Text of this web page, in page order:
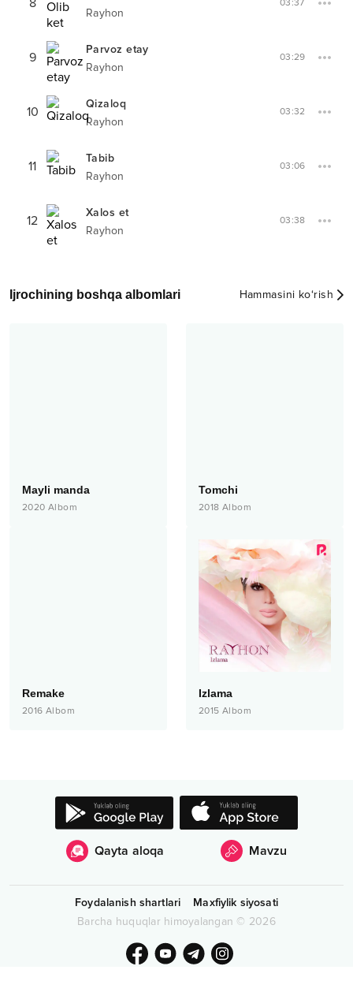
Rayhon
03:37
9
Parvoz etay
Rayhon
03:29
10
Qizaloq
Rayhon
03:32
11
Tabib
Rayhon
03:06
12
Xalos et
Rayhon
03:38
Ijrochining boshqa albomlari Hammasini ko‘rish
Mayli manda
2020 Albom
Tomchi
2018 Albom
Remake
2016 Albom
Izlama
2015 Albom
Qayta aloqa Mavzu
Foydalanish shartlari
Maxfiylik siyosati
Barcha huquqlar himoyalangan © 2026